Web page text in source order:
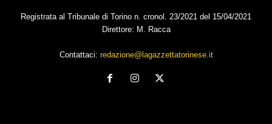
Registrata al Tribunale di Torino n. cronol. 23/2021 del 15/04/2021
Direttore: M. Racca
Contattaci: redazione@lagazzettatorinese.it